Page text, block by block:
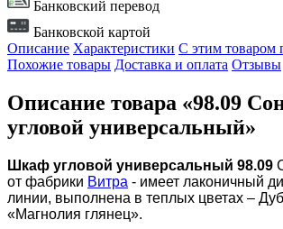
Банковский перевод
Банковской картой
Описание Характеристики С этим товаром
Похожие товары Доставка и оплата Отзывы
Описание товара «98.09
угловой универсальный»
Шкаф угловой универсальный 98.09
от фабрики Витра - имеет лаконичный
линии, выполнена в теплых цветах –
«Магнолия глянец».